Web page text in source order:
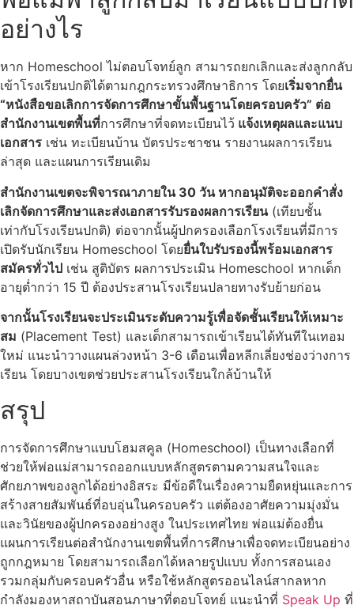
อย่างไร
หาก Homeschool ไม่ตอบโจทย์ลูก สามารถยกเลิกและส่งลูกกลับ
เข้าโรงเรียนปกติได้ตามกฎกระทรวงศึกษาธิการ โดยเริ่มจากยื่น
“หนังสือขอเลิกการจัดการศึกษาขั้นพื้นฐานโดยครอบครัว” ต่อ
สำนักงานเขตพื้นที่การศึกษาที่จดทะเบียนไว้ แจ้งเหตุผลและแนบ
เอกสาร เช่น ทะเบียนบ้าน บัตรประชาชน รายงานผลการเรียน
ล่าสุด และแผนการเรียนเดิม
สำนักงานเขตจะพิจารณาภายใน 30 วัน หากอนุมัติจะออกคำสั่ง
เลิกจัดการศึกษาและส่งเอกสารรับรองผลการเรียน(เทียบชั้น
เท่ากับโรงเรียนปกติ) ต่อจากนั้นผู้ปกครองเลือกโรงเรียนที่มีการ
เปิดรับนักเรียน Homeschool โดยยื่นใบรับรองนี้พร้อมเอกสาร
สมัครทั่วไป เช่น สูติบัตร ผลการประเมิน Homeschool หากเด็ก
อายุต่ำกว่า 15 ปี ต้องประสานโรงเรียนปลายทางรับย้ายก่อน
จากนั้นโรงเรียนจะประเมินระดับความรู้เพื่อจัดชั้นเรียนให้เหมาะ
สม (Placement Test) และเด็กสามารถเข้าเรียนได้ทันทีในเทอม
ใหม่ แนะนำวางแผนล่วงหน้า 3-6 เดือนเพื่อหลีกเลี่ยงช่องว่างการ
เรียน โดยบางเขตช่วยประสานโรงเรียนใกล้บ้านให้
สรุป
การจัดการศึกษาแบบโฮมสคูล (Homeschool) เป็นทางเลือกที่
ช่วยให้พ่อแม่สามารถออกแบบหลักสูตรตามความสนใจและ
ศักยภาพของลูกได้อย่างอิสระ มีข้อดีในเรื่องความยืดหยุ่นและการ
สร้างสายสัมพันธ์ที่อบอุ่นในครอบครัว แต่ต้องอาศัยความมุ่งมั่น
และวินัยของผู้ปกครองอย่างสูง ในประเทศไทย พ่อแม่ต้องยื่น
แผนการเรียนต่อสำนักงานเขตพื้นที่การศึกษาเพื่อจดทะเบียนอย่าง
ถูกกฎหมาย โดยสามารถเลือกได้หลายรูปแบบ ทั้งการสอนเอง
รวมกลุ่มกับครอบครัวอื่น หรือใช้หลักสูตรออนไลน์สากลหาก
กำลังมองหาสถาบันสอนภาษาที่ตอบโจทย์ แนะนำที่ Speak Up ที่